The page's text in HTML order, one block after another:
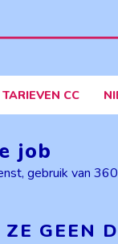
TARIEVEN CC
job
gebruik van
GEEN